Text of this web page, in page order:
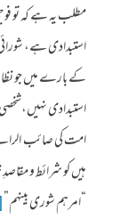
مطلب یہ ہے کہ تو
استبدادی ہے،
کے بارے میں جو
استبدادی
امت کی صائب
ہیں کو شرائط و
“امرهم شورى بينهم”